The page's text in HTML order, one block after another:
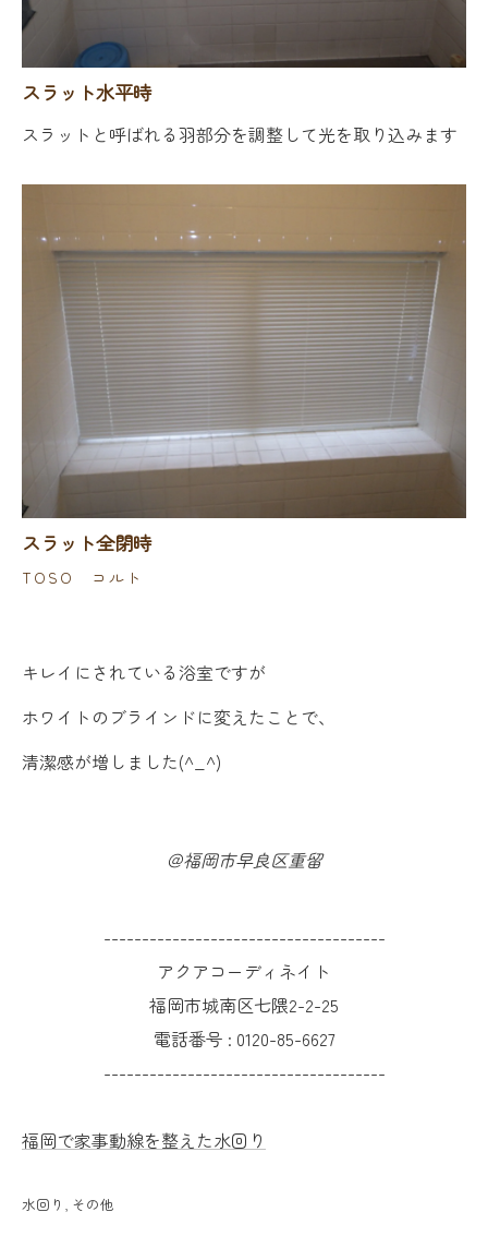
スラット水平時
スラットと呼ばれる羽部分を調整して光を取り込みます
スラット全閉時
TOSO コルト
キレイにされている浴室ですが
ホワイトのブラインドに変えたことで、
清潔感が増しました(^_^)
＠福岡市早良区重留
-------------------------------------
アクアコーディネイト
福岡市城南区七隈2-2-25
電話番号 : 0120-85-6627
-------------------------------------
福岡で家事動線を整えた水回り
水回り その他